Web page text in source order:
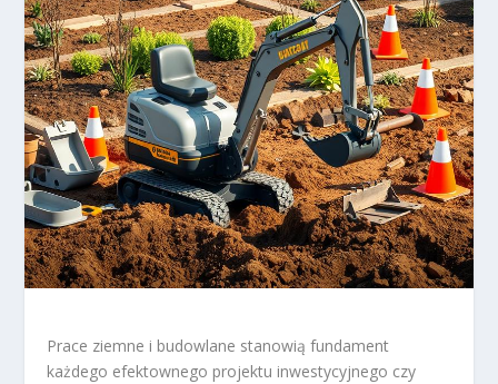
Prace ziemne i budowlane stanowią fundament
każdego efektownego projektu inwestycyjnego czy